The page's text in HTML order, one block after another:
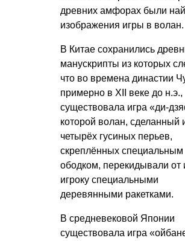
древних амфорах были
изображения игры в волан.
В Китае сохранились
манускрипты из которых
что во времена династии
примерно в XII веке до н.э.,
существовала игра «ди-
которой волан, сделанный
четырёх гусиных перьев,
скреплённых специальным
ободком, перекидывали от
игроку специальными
деревянными ракетками.
В средневековой Японии
существовала игра